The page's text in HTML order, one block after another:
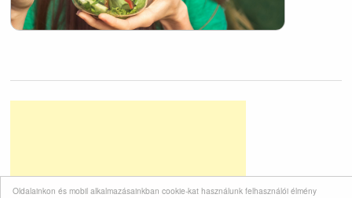
Oldalainkon és mobil alkalmazásainkban cookie-kat használunk felhasználói élmény